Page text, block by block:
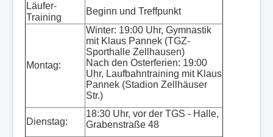
Wasserlauf
Aktuelles
Walking
Trainingszeiten
Vorstand
Impressum und DSGVO
Läufer-
Training
Beginn und Treffpunkt
Montag:
Winter: 19:00 Uhr, Gymnastik
mit Klaus Pannek (TGZ-
Sporthalle Zellhausen)
Nach den Osterferien: 19:00
Uhr, Laufbahntraining mit Klaus
Pannek (Stadion Zellhäuser
Str.)
Dienstag:
18:30 Uhr, vor der TGS - Halle,
Grabenstraße 48